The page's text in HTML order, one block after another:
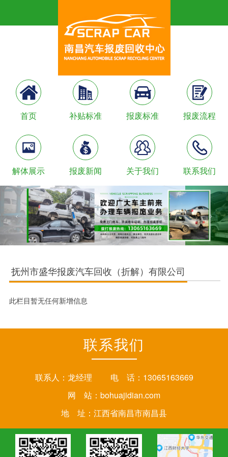
首页 补贴标准 报废标准 报废流程
解体展示 报废新闻 关于我们 联系我们
抚州市盛华报废汽车回收（折解）有限公司
此栏目暂无任何新增信息
联系我们
联系人：龙经理 电 话：13065163669
网 站： bohuajidian.com
地 址：江西省南昌市南昌县